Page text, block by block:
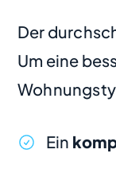
Der
Um eine
Ein